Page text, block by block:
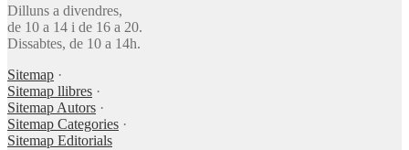
Dilluns a divendres,
de 10 a 14 i de 16 a 20.
Dissabtes, de 10 a 14h.
Sitemap ·
Sitemap llibres ·
Sitemap Autors ·
Sitemap Categories ·
Sitemap Editorials